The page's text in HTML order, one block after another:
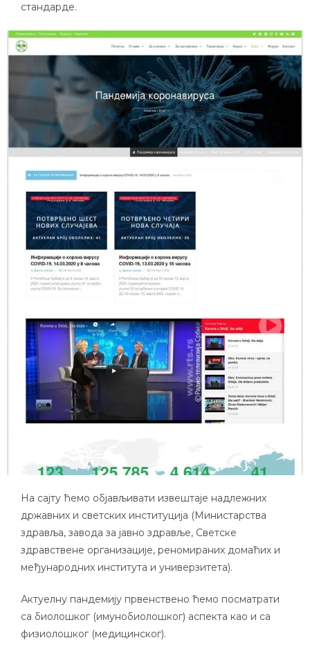
стандарде.
На сајту ћемо објављивати извештаје надлежних
државних и светских институција (Министарства
здравља, завода за јавно здравље, Светске
здравствене организације, реномираних домаћих и
међународних института и универзитета).
Актуелну пандемију првенствено ћемо посматрати
са биолошког (имунобиолошког) аспекта као и са
физиолошког (медицинског).